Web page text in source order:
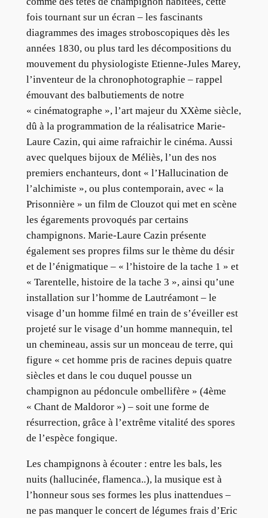
fois tournant sur un écran – les fascinants
diagrammes des images stroboscopiques dès les
années 1830, ou plus tard les décompositions du
mouvement du physiologiste Etienne-Jules Marey,
l’inventeur de la chronophotographie – rappel
émouvant des balbutiements de notre
« cinématographe », l’art majeur du XXème siècle,
dû à la programmation de la réalisatrice Marie-
Laure Cazin, qui aime rafraichir le cinéma. Aussi
avec quelques bijoux de Méliès, l’un des nos
premiers enchanteurs, dont « l’Hallucination de
l’alchimiste », ou plus contemporain, avec « la
Prisonnière » un film de Clouzot qui met en scène
les égarements provoqués par certains
champignons. Marie-Laure Cazin présente
également ses propres films sur le thème du désir
et de l’énigmatique – « l’histoire de la tache 1 » et
« Tarentelle, histoire de la tache 3 », ainsi qu’une
installation sur l’homme de Lautréamont – le
visage d’un homme filmé en train de s’éveiller est
projeté sur le visage d’un homme mannequin, tel
un chemineau, assis sur un monceau de terre, qui
figure « cet homme pris de racines depuis quatre
siècles et dans le cou duquel pousse un
champignon au pédoncule ombellifère » (4ème
« Chant de Maldoror ») – soit une forme de
résurrection, grâce à l’extrême vitalité des spores
de l’espèce fongique.
Les champignons à écouter : entre les bals, les
nuits (hallucinée, flamenca..), la musique est à
l’honneur sous ses formes les plus inattendues –
ne pas manquer le concert de légumes frais d’Eric